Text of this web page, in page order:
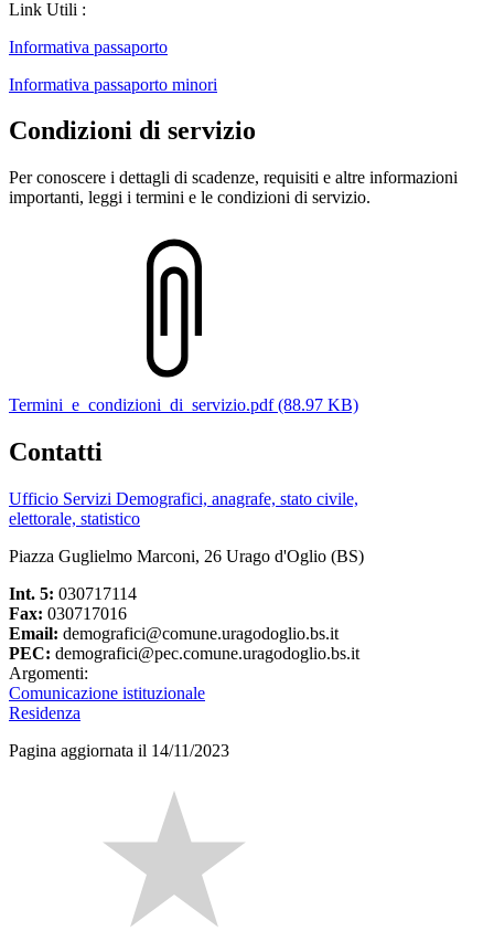
Link Utili :
Informativa passaporto
Informativa passaporto minori
Condizioni di servizio
Per conoscere i dettagli di scadenze, requisiti e altre informazioni
importanti, leggi i termini e le condizioni di servizio.
Termini_e_condizioni_di_servizio.pdf (88.97 KB)
Contatti
Ufficio Servizi Demografici, anagrafe, stato civile,
elettorale, statistico
Piazza Guglielmo Marconi, 26 Urago d'Oglio (BS)
Int. 5: 030717114
Fax: 030717016
Email: demografici@comune.uragodoglio.bs.it
PEC: demografici@pec.comune.uragodoglio.bs.it
Argomenti:
Comunicazione istituzionale
Residenza
Pagina aggiornata il 14/11/2023